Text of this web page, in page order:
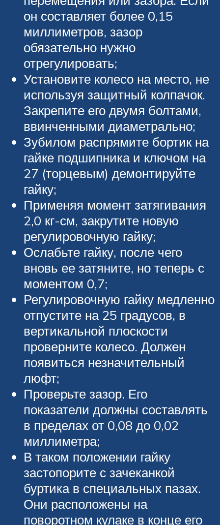
он составляет более 0,15
миллиметров, зазор
обязательно нужно
отрегулировать;
Установите колесо на место, не
используя защитный колпачок.
Закрепите его двумя болтами,
ввинченными диаметрально;
Зубилом распрямите бортик на
гайке подшипника и ключом на
27 (торцевым) демонтируйте
гайку;
Применяя момент затягивания
2,0 кг-см, закрутите новую
регулировочную гайку;
Ослабьте гайку, после чего
вновь ее затяните, но теперь с
моментом 0,7;
Регулировочную гайку медленно
отпустите на 25 градусов, в
вертикальной плоскости
проверните колесо. Должен
появиться незначительный
люфт;
Проверьте зазор. Его
показатели должны составлять
в пределах от 0,08 до 0,02
миллиметра;
В таком положении гайку
застопорите с зачеканкой
буртика в специальных пазах.
Они расположены на
поворотном кулаке в конце его